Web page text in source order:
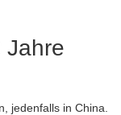
Jahre
jedenfalls in China.